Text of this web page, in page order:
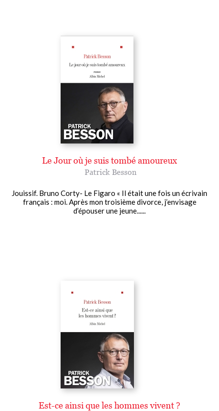
Le Jour où je suis tombé amoureux
Patrick Besson
Jouissif. Bruno Corty- Le Figaro « Il était une fois un écrivain
français : moi. Après mon troisième divorce, j’envisage
d’épouser une jeune......
Est-ce ainsi que les hommes vivent ?